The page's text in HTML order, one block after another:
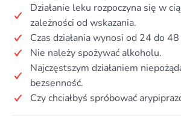
Działanie leku rozpoczyna się w
zależności od wskazania.
Czas działania wynosi od 24 do
Nie należy spożywać alkoholu.
Najczęstszym działaniem
bezsenność.
Czy chciałbyś spróbować